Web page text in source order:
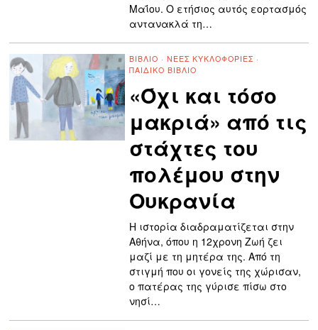
Μαΐου. Ο ετήσιος αυτός εορτασμός
αντανακλά τη…
ΒΙΒΛΊΟ · ΝΈΕΣ ΚΥΚΛΟΦΟΡΊΕΣ ·
ΠΑΙΔΙΚΌ ΒΙΒΛΊΟ
«Όχι και τόσο
μακριά» από τις
στάχτες του
πολέμου στην
Ουκρανία
Η ιστορία διαδραματίζεται στην
Αθήνα, όπου η 12χρονη Ζωή ζει
μαζί με τη μητέρα της. Από τη
στιγμή που οι γονείς της χώρισαν,
ο πατέρας της γύρισε πίσω στο
νησί…